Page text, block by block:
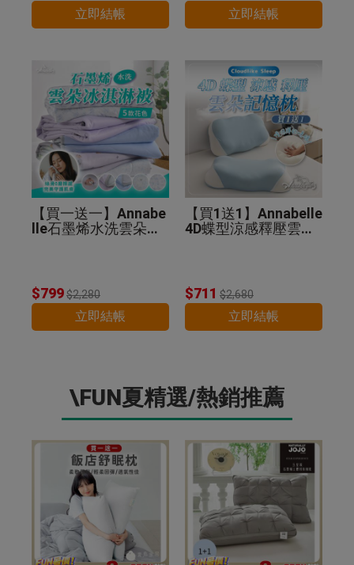
立即結帳 立即結帳
【買一送一】Annabe
lle石墨烯水洗雲朵冰
$799$2,280
立即結帳
【買1送1】Annabelle
4D蝶型涼感釋壓雲朵
$711 $2,680
立即結帳
\FUN夏精選/熱銷推薦